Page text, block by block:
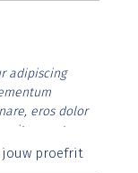
adipiscing
eros dolor
vitae erat.
lorem
jouw proefrit